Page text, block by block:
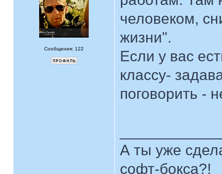
Сообщения: 122
человеком,
жизни".
Если у вас
классу-
поговорить -
А ты уже
софт-бокса?!